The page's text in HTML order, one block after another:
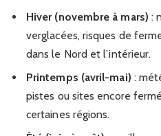
Hiver (novembre à mars) :
verglacées, risques de
dans le Nord et l’intérieur.
Printemps (avril-mai) :
pistes ou sites encore
certaines régions.